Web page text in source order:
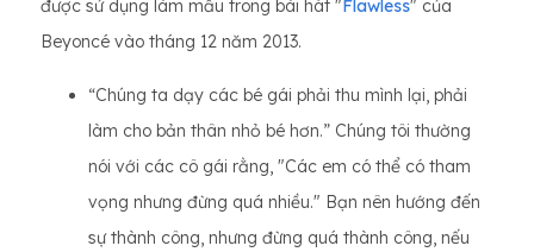
được sử dụng làm mẫu trong bài hát "Flawless" của
Beyoncé vào tháng 12 năm 2013.
“Chúng ta dạy các bé gái phải thu mình lại, phải
làm cho bản thân nhỏ bé hơn.” Chúng tôi thường
nói với các cô gái rằng, "Các em có thể có tham
vọng nhưng đừng quá nhiều." Bạn nên hướng đến
sự thành công, nhưng đừng quá thành công, nếu